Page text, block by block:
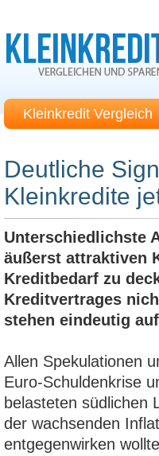
Kleinkredit Vergleich
Deutliche
Kleinkredite
Unterschiedlichste
äußerst attraktiven
Kreditbedarf zu
Kreditvertrages
stehen eindeutig
Allen Spekulationen
Euro-Schuldenkrise
belasteten südlichen
der wachsenden
entgegenwirken